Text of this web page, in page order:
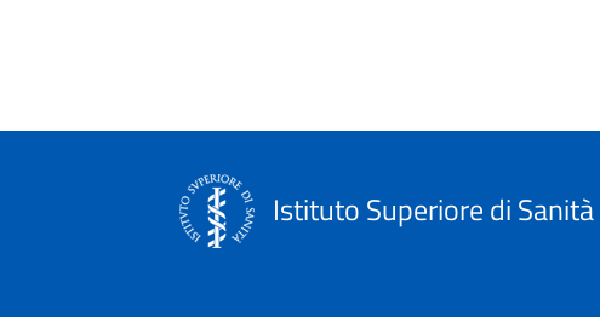
Istituto Superiore di Sanità